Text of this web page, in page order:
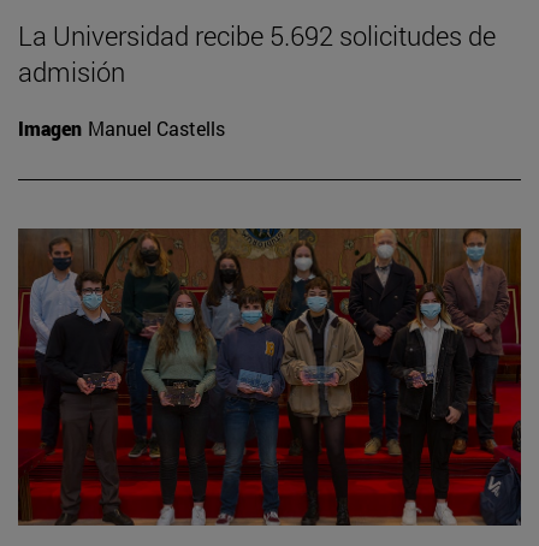
La Universidad recibe 5.692 solicitudes de
admisión
Imagen Manuel Castells